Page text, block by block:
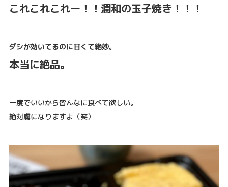
これこれこれー！！潤和の玉子焼き！！！
ダシが効いてるのに甘くて絶妙。
本当に絶品。
一度でいいから皆んなに食べて欲しい。
絶対虜になりますよ（笑）